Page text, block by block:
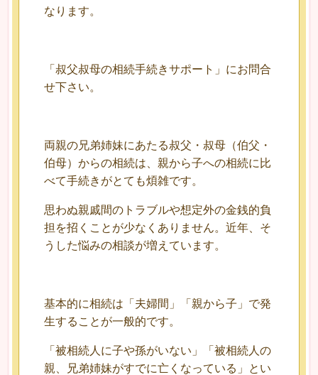
なります。
「叔父叔母の相続手続きサポート」にお問合
せ下さい。
両親の兄弟姉妹にあたる叔父・叔母（伯父・
伯母）からの相続は、親から子への相続に比
べて手続きがとても煩雑です。
思わぬ親戚間のトラブルや想定外の金銭的負
担を招くことが少なくありません。近年、そ
うした悩みの相談が増えています。
基本的に相続は「夫婦間」「親から子」で発
生することが一般的です。
「被相続人に子や孫がいない」「被相続人の
親、兄弟姉妹がすでに亡くなっている」とい